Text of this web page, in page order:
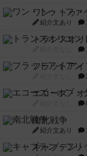
ワン・トゥ
紹介文あり
トランスオ
フラットアイ
エコーズ・オ
南北戦争
紹介文あり
キャプテン